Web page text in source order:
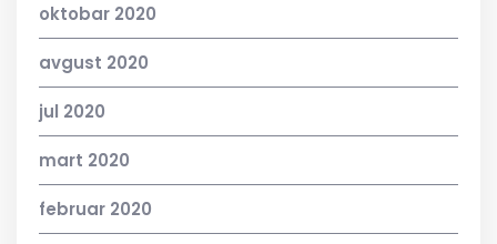
oktobar 2020
avgust 2020
jul 2020
mart 2020
februar 2020